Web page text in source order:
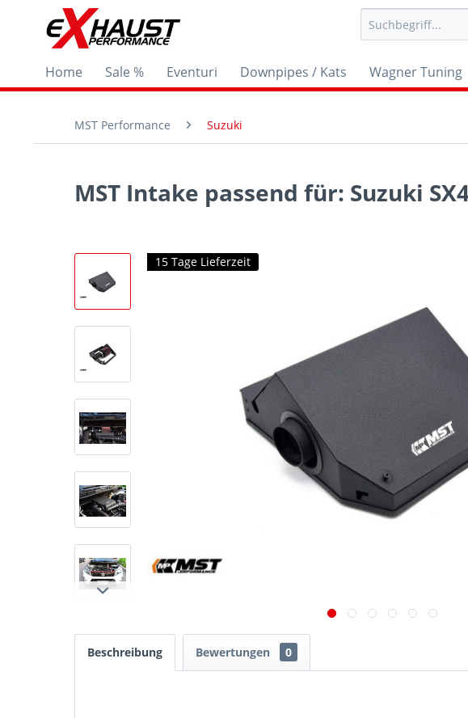
Home Sale % Eventuri Downpipes / Kats Wagner Tuning
MST Performance Suzuki
MST Intake passend für: Suzuki
15 Tage Lieferzeit
Beschreibung Bewertungen 0